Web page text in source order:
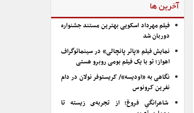
آخرین ها
فیلم مهرداد اسکویی بهترین مستند جشنواره
دوربان شد
نمایش فیلم «پاتر پانچالی» در سینماتوگراف
اهواز؛ تو با یک فیلم بومی روبرو هستی
نگاهی به «اودیسه»/ کریستوفر نولان در دام
نفرین کرونوس
شاعرانگیِ فروغ؛ از تجربه‌ی زیسته تا